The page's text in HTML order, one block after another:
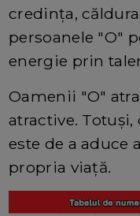
credința,
persoanele "O"
energie prin
Oamenii "O"
atractive. Totuși,
este de a aduce
propria viață.